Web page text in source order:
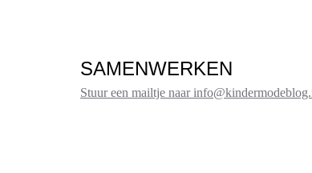
SAMENWERKEN
Stuur een mailtje naar